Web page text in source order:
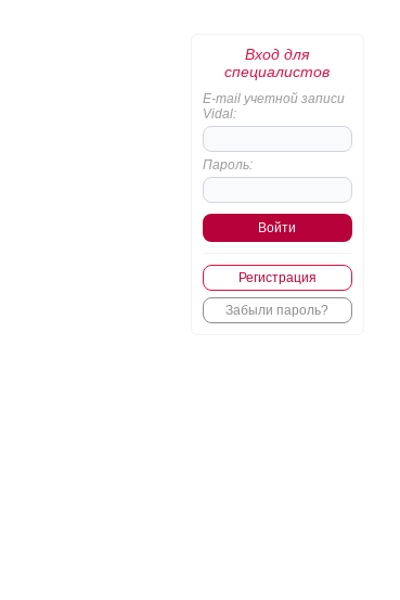
Вход для
специалистов
E-mail учетной записи
Vidal:
Пароль:
Регистрация
Забыли пароль?